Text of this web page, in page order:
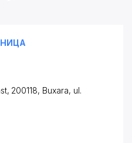
200118, Buxara, ul.